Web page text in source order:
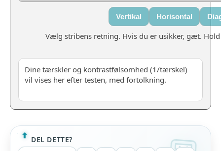
Vertikal Horisontal
Vælg stribens retning. Hvis du er usikker, gæt.
Dine tærskler og kontrastfølsomhed (1/tærskel)
vil vises her efter testen, med fortolkning.
DEL DETTE?